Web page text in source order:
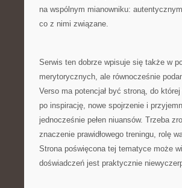
na wspólnym mianowniku:
co z nimi związane.
Serwis ten dobrze wpisuje się także w
merytorycznych, ale równocześnie
Verso ma potencjał być stroną, do
po inspirację, nowe spojrzenie i
jednocześnie pełen niuansów. Trzeba
znaczenie prawidłowego treningu, rolę
Strona poświęcona tej tematyce może
doświadczeń jest praktycznie